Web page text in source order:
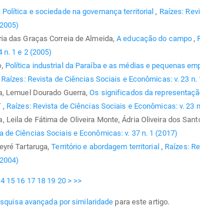
Política e sociedade na governança territorial, Raízes:
das Graças Correia de Almeida,A educação do campo,
n. 1 e 2 (2005)
Política industrial da Paraíba e as médias e pequenas
Raízes: Revista de Ciências Sociais e Econômicas: v. 23 n.
Lemuel Dourado Guerra,Os significados da
, Raízes: Revista de Ciências Sociais e Econômicas: v. 23
Leila de Fátima de Oliveira Monte, Ádria Oliveira dos
de Ciências Sociais e Econômicas: v. 37 n. 1 (2017)
Tartaruga,Território e abordagem territorial , Raízes:
15 16 17 18 19 20 > >>
avançada por similaridade para este artigo.